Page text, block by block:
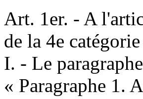
Art. 1er. - A
de la 4e
I. - Le
« Paragraphe 1.